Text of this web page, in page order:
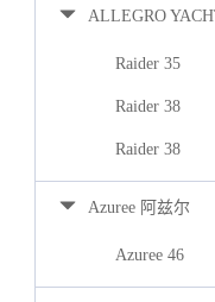
ALLEGRO
Raider 35
Raider 38
Raider 38
Azuree 阿兹尔
Azuree 46